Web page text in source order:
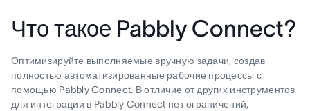
Что такое Pabbly Connect?
Оптимизируйте выполняемые вручную задачи, создав
полностью автоматизированные рабочие процессы с
помощью Pabbly Connect. В отличие от других инструментов
для интеграции в Pabbly Connect нет ограничений,